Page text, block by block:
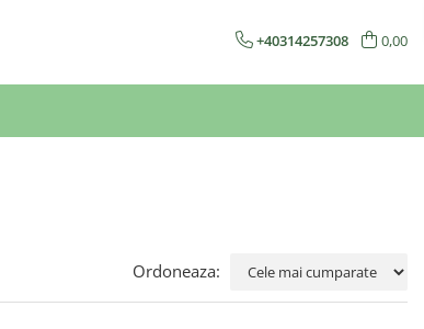
+40314257308 0,00
Ordoneaza: